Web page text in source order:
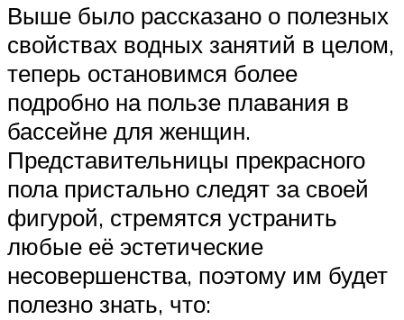
Выше было рассказано о полезных
свойствах водных занятий в целом,
теперь остановимся более
подробно на пользе плавания в
бассейне для женщин.
Представительницы прекрасного
пола пристально следят за своей
фигурой, стремятся устранить
любые её эстетические
несовершенства, поэтому им будет
полезно знать, что: